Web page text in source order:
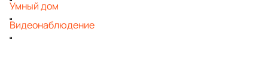
Умный дом
Видеонаблюдение